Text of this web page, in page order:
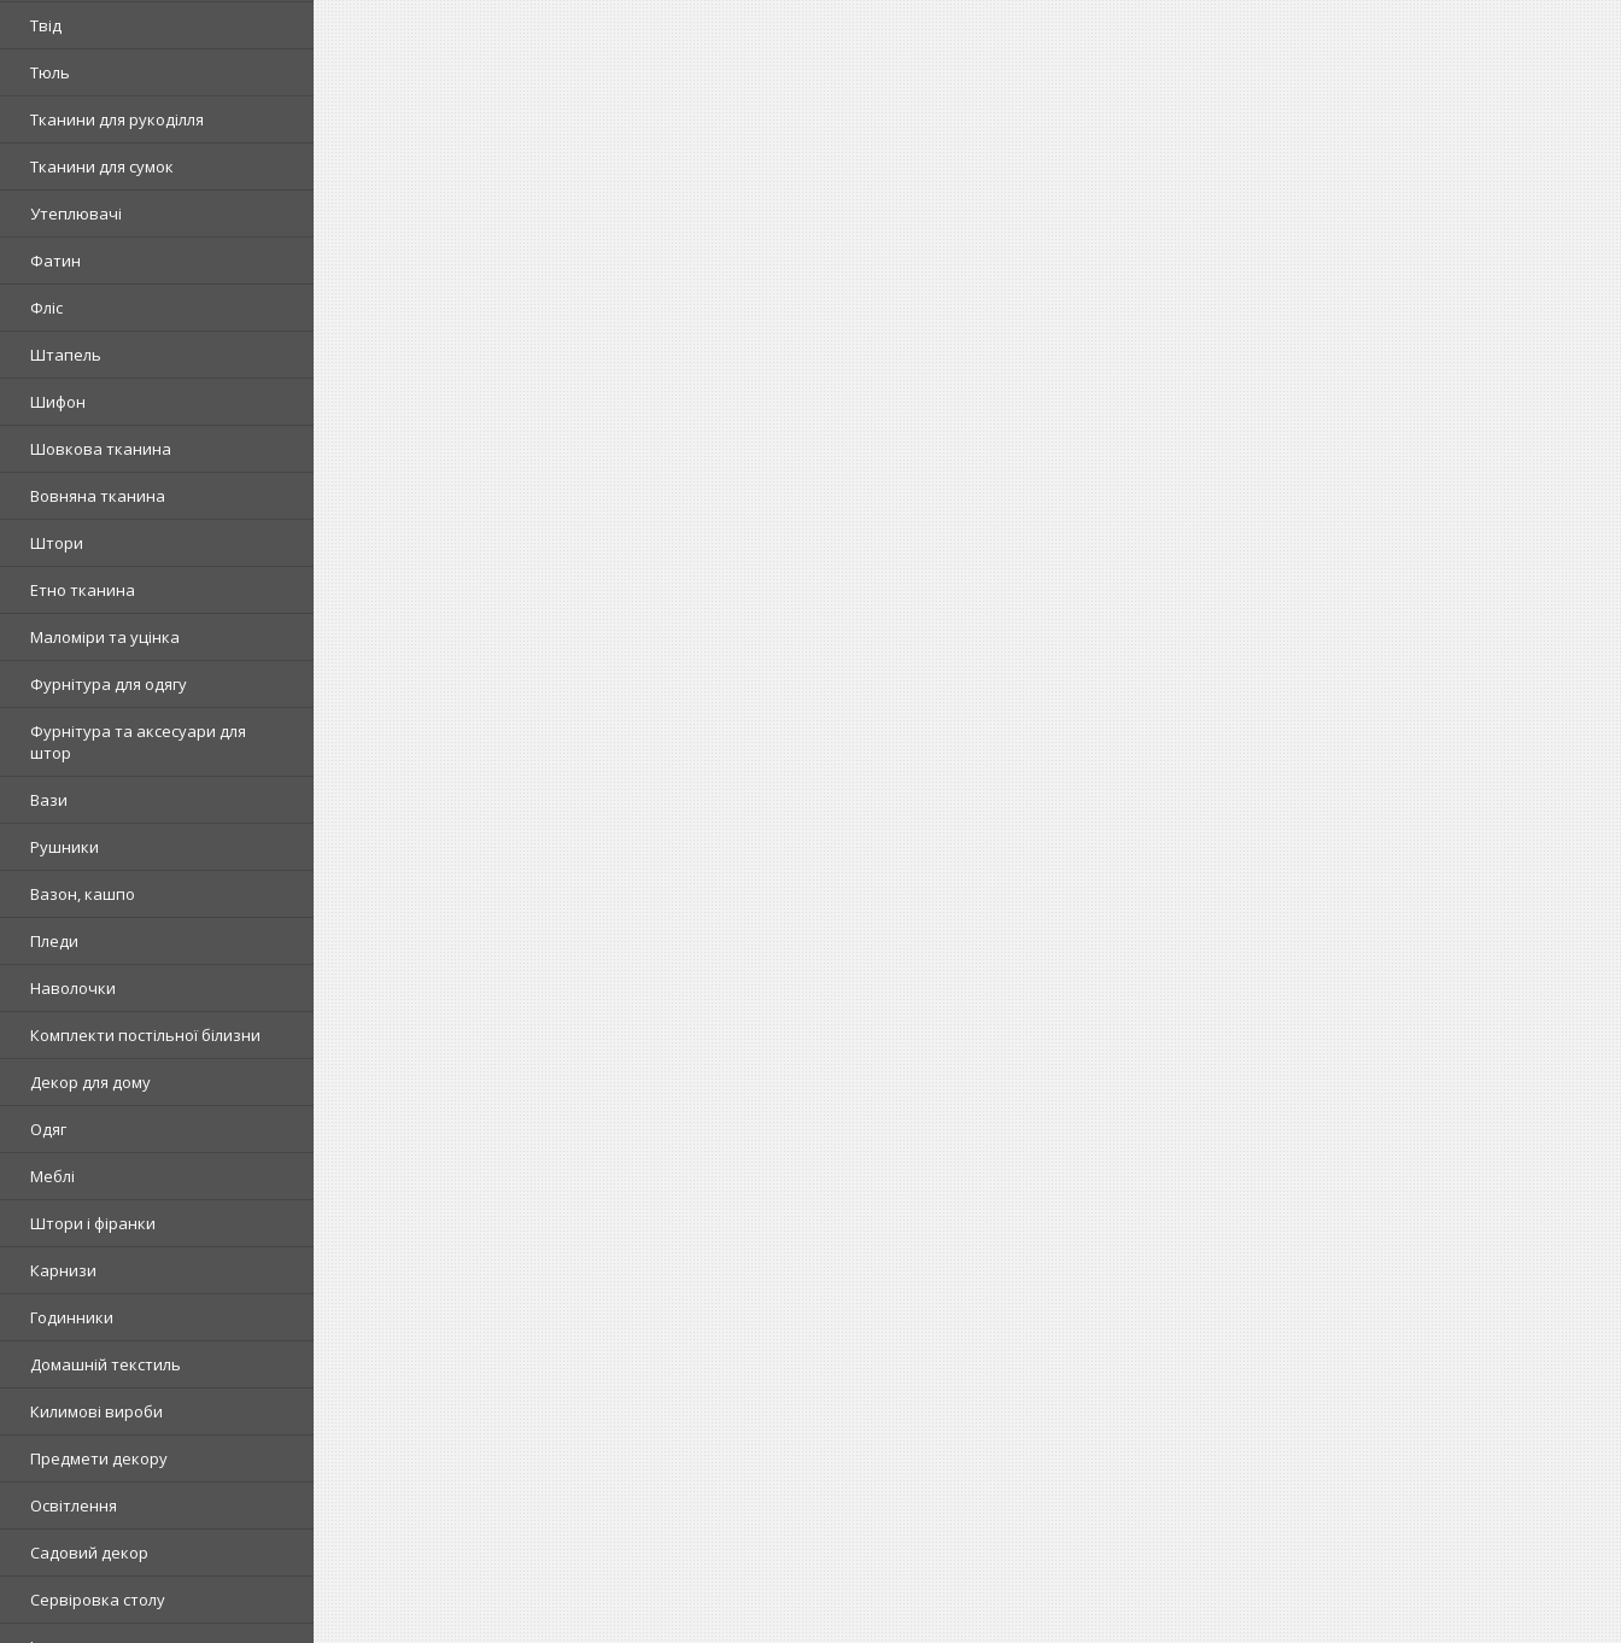
Твід
Тюль
Тканини для рукоділля
Тканини для сумок
Утеплювачі
Фатин
Фліс
Штапель
Шифон
Шовкова тканина
Вовняна тканина
Штори
Етно тканина
Маломіри та уцінка
Фурнітура для одягу
Фурнітура та аксесуари для
штор
Вази
Рушники
Вазон, кашпо
Пледи
Наволочки
Комплекти постільної білизни
Декор для дому
Одяг
Меблі
Штори і фіранки
Карнизи
Годинники
Домашній текстиль
Килимові вироби
Предмети декору
Освітлення
Садовий декор
Сервіровка столу